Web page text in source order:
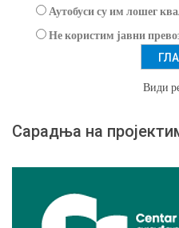
Аутобуси су им лошег
Не користим јавни
Види
Сарадња на